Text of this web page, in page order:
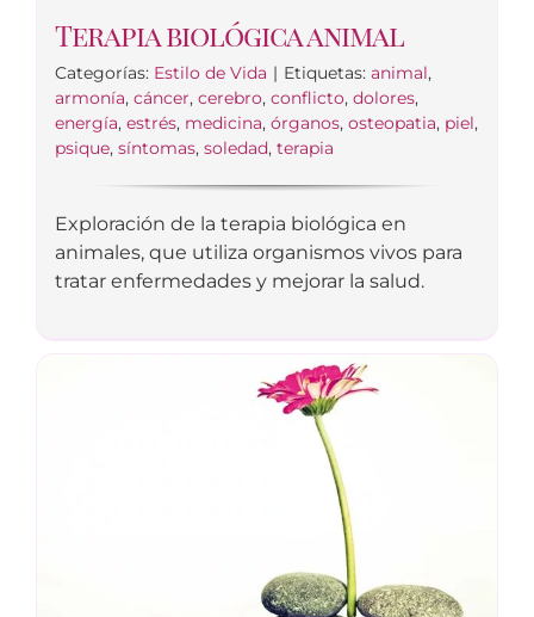
Terapia biológica animal
Categorías: Estilo de Vida | Etiquetas: animal,
armonía, cáncer, cerebro, conflicto, dolores,
energía, estrés, medicina, órganos, osteopatia, piel,
psique, síntomas, soledad, terapia
Exploración de la terapia biológica en
animales, que utiliza organismos vivos para
tratar enfermedades y mejorar la salud.